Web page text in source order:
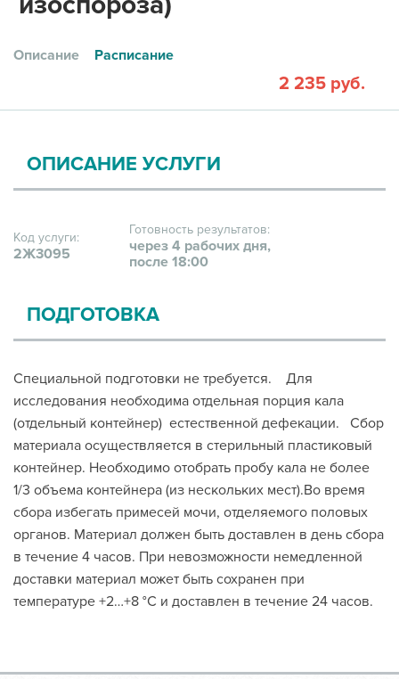
Описание Расписание
2 235 руб.
ОПИСАНИЕ УСЛУГИ
Код услуги:
2Ж3095
Готовность результатов:
через 4 рабочих дня,
после 18:00
ПОДГОТОВКА
Специальной подготовки не требуется. Для
исследования необходима отдельная порция кала
(отдельный контейнер) естественной дефекации. Сбор
материала осуществляется в стерильный пластиковый
контейнер. Необходимо отобрать пробу кала не более
1/3 объема контейнера (из нескольких мест).Во время
сбора избегать примесей мочи, отделяемого половых
органов. Материал должен быть доставлен в день сбора
в течение 4 часов. При невозможности немедленной
доставки материал может быть сохранен при
температуре +2…+8 °С и доставлен в течение 24 часов.